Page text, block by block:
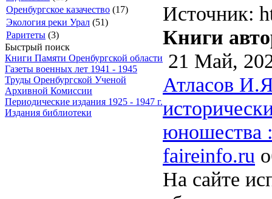
Оренбургское казачество (17)
Экология реки Урал (51)
Раритеты (3)
Быстрый поиск
Книги Памяти Оренбургской области
Газеты военных лет 1941 - 1945
Труды Оренбургской Ученой
Архивной Комиссии
Периодические издания 1925 - 1947 г.
Издания библиотеки
Источник:
Книги
21 Май,
Атласов
юношества
faireinfo.ru
На сайте